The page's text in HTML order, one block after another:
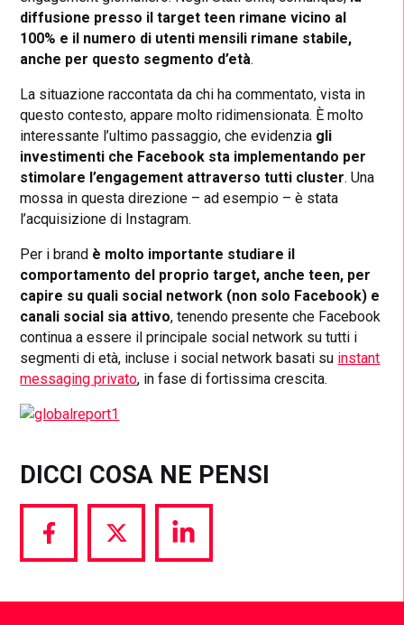
diffusione presso il target teen rimane vicino al
100% e il numero di utenti mensili rimane stabile,
anche per questo segmento d’età.
La situazione raccontata da chi ha commentato, vista in
questo contesto, appare molto ridimensionata. È molto
interessante l’ultimo passaggio, che evidenzia gli
investimenti che Facebook sta implementando per
stimolare l’engagement attraverso tutti cluster. Una
mossa in questa direzione – ad esempio – è stata
l’acquisizione di Instagram.
Per i brand è molto importante studiare il
comportamento del proprio target, anche teen, per
capire su quali social network (non solo Facebook) e
canali social sia attivo, tenendo presente che Facebook
continua a essere il principale social network su tutti i
segmenti di età, incluse i social network basati su instant
messaging privato, in fase di fortissima crescita.
DICCI COSA NE PENSI
Share
via
Share
via
Share
via